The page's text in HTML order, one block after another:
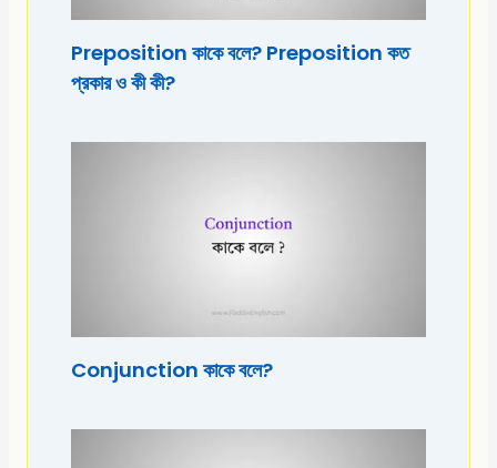
Preposition কাকে বলে? Preposition কত
প্রকার ও কী কী?
Conjunction কাকে বলে?